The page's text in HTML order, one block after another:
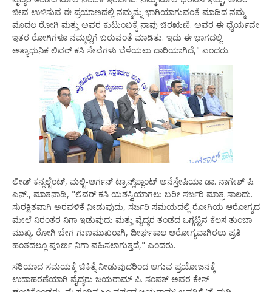
ಜೀವ ಉಳಿಸುವ ಈ ಪ್ರಯಾಣದಲ್ಲಿ ನಮ್ಮನ್ನು ಭಾಗಿಯಾಗುವಂತೆ ಮಾಡಿದ ನಮ್ಮ
ಮೊದಲ ರೋಗಿ ಮತ್ತು ಅವರ ಕುಟುಂಬಕ್ಕೆ ನಾವು ಚಿರಋಣಿ. ಅವರ ಈ ಧೈರ್ಯವೇ
ಇತರ ರೋಗಿಗಳೂ ನಮ್ಮಲ್ಲಿಗೆ ಬರುವಂತೆ ಮಾಡಿತು. ಇದು ಈ ಭಾಗದಲ್ಲಿ
ಅತ್ಯಾಧುನಿಕ ಲಿವರ್ ಕಸಿ ಸೇವೆಗಳು ಬೆಳೆಯಲು ದಾರಿಯಾಗಿದೆ," ಎಂದರು.
ಲೀಡ್ ಕನ್ಸಲ್ಟೆಂಟ್, ಮಲ್ಟಿ-ಆರ್ಗನ್ ಟ್ರಾನ್ಸ್‌ಪ್ಲಾಂಟ್ ಅನೆಸ್ತೇಷಿಯಾ ಡಾ. ನಾಗೇಶ್ ಪಿ.
ಎನ್., ಮಾತನಾಡಿ, "ಲಿವರ್ ಕಸಿ ಯಶಸ್ವಿಯಾಗಲು ಬರೀ ಸರ್ಜರಿ ಮಾತ್ರ ಸಾಲದು.
ಸುರಕ್ಷಿತವಾಗಿ ಅರವಳಿಕೆ ನೀಡುವುದು, ಸರ್ಜರಿ ಸಮಯದಲ್ಲಿ ರೋಗಿಯ ಆರೋಗ್ಯದ
ಮೇಲೆ ನಿರಂತರ ನಿಗಾ ಇಡುವುದು ಮತ್ತು ವೈದ್ಯರ ತಂಡದ ಒಗ್ಗಟ್ಟಿನ ಕೆಲಸ ತುಂಬಾ
ಮುಖ್ಯ. ರೋಗಿ ಬೇಗ ಗುಣಮುಖರಾಗಿ, ದೀರ್ಘಕಾಲ ಆರೋಗ್ಯವಾಗಿರಲು ಪ್ರತಿ
ಹಂತದಲ್ಲೂ ಪೂರ್ಣ ನಿಗಾ ವಹಿಸಲಾಗುತ್ತದೆ," ಎಂದರು.
ಸರಿಯಾದ ಸಮಯಕ್ಕೆ ಚಿಕಿತ್ಸೆ ನೀಡುವುದರಿಂದ ಆಗುವ ಪ್ರಯೋಜನಕ್ಕೆ
ಉದಾಹರಣೆಯಾಗಿ ವೈದ್ಯರು ಜಯರಾಮ್ ಪಿ. ಸಂಪತ್ ಅವರ ಕೇಸ್